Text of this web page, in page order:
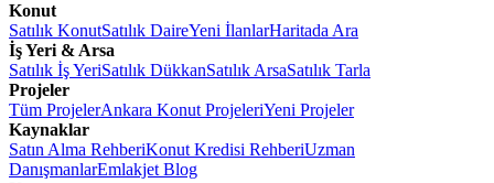
Konut
Satılık KonutSatılık DaireYeni İlanlarHaritada Ara
İş Yeri & Arsa
Satılık İş YeriSatılık DükkanSatılık ArsaSatılık Tarla
Projeler
Tüm ProjelerAnkara Konut ProjeleriYeni Projeler
Kaynaklar
Satın Alma RehberiKonut Kredisi RehberiUzman
DanışmanlarEmlakjet Blog